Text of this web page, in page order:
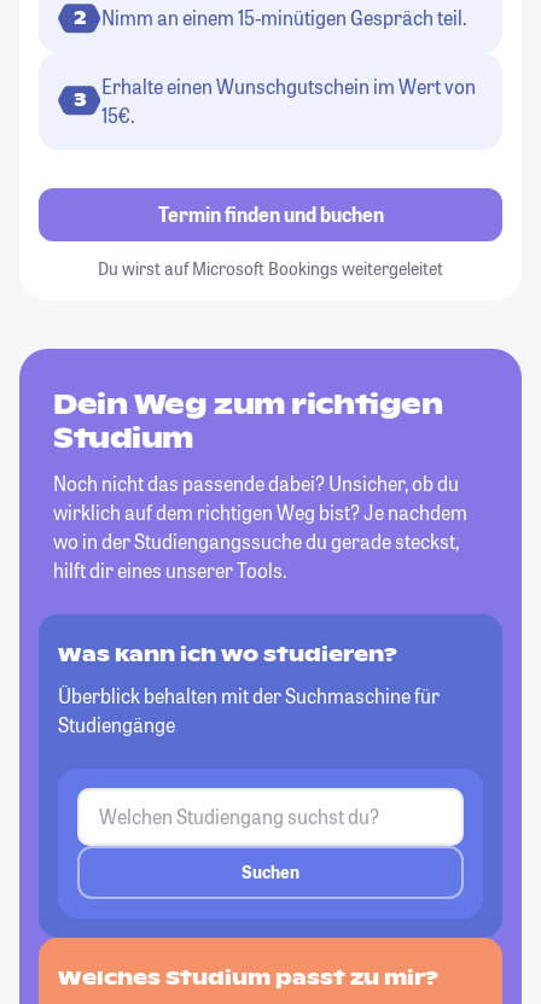
2 Nimm an einem 15-minütigen Gespräch teil.
3
Erhalte einen Wunschgutschein im Wert von
15€.
Termin finden und buchen
Du wirst auf Microsoft Bookings weitergeleitet
Dein Weg zum richtigen
Studium
Noch nicht das passende dabei? Unsicher, ob du
wirklich auf dem richtigen Weg bist? Je nachdem
wo in der Studiengangssuche du gerade steckst,
hilft dir eines unserer Tools.
Was kann ich wo studieren?
Überblick behalten mit der Suchmaschine für
Studiengänge
Suchen
Welches Studium passt zu mir?